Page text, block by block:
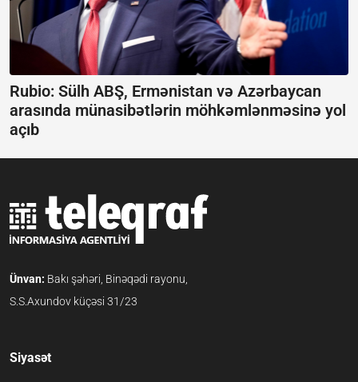
Rubio: Sülh ABŞ, Ermənistan və Azərbaycan
arasında münasibətlərin möhkəmlənməsinə yol
açıb
Ünvan: Bakı şəhəri, Binəqədi rayonu,
S.S.Axundov küçəsi 31/23
Siyasət